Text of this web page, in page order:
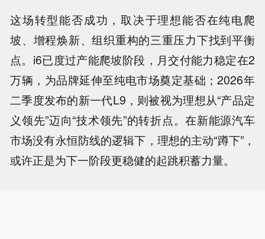
这场转型能否成功，取决于理想能否在纯电爬
坡、增程焕新、组织重构的三重压力下找到平衡
点。i6已度过产能爬坡阶段，月交付能力稳定在2
万辆，为品牌延伸至纯电市场奠定基础；2026年
二季度发布的新一代L9，则被视为理想从“产品定
义领先”迈向“技术领先”的转折点。在新能源汽车
市场没有永恒防线的逻辑下，理想的主动“蹲下”，
或许正是为下一阶段更稳健的起跳积蓄力量。